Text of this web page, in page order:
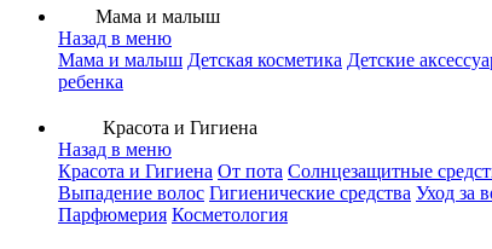
Мама и малыш
Назад в меню
Мама и малыш Детская косметика Детские
ребенка
Красота и Гигиена
Назад в меню
Красота и Гигиена От пота Солнцезащитные
Выпадение волос Гигиенические средства Уход за
Парфюмерия Косметология